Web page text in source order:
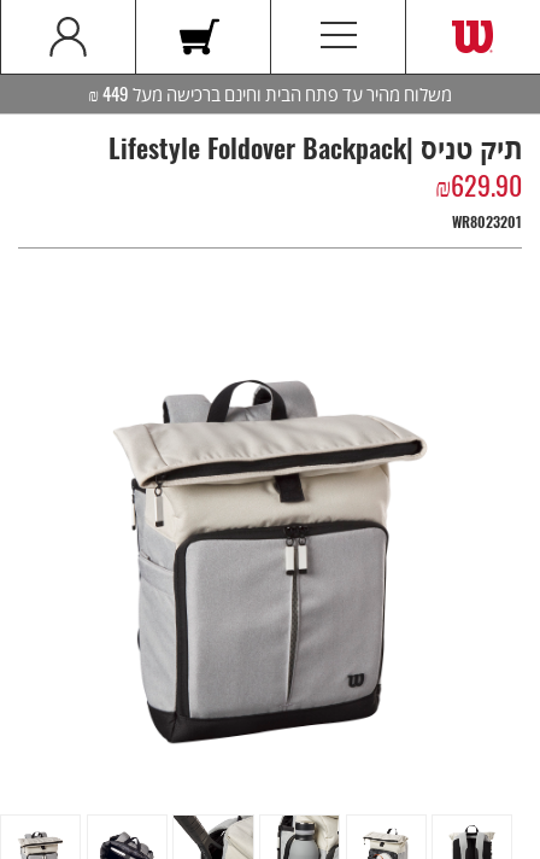
משלוח מהיר עד פתח הבית וחינם ברכישה מעל 449 ₪
תיק טניס |Lifestyle Foldover Backpack
₪629.90
WR8023201